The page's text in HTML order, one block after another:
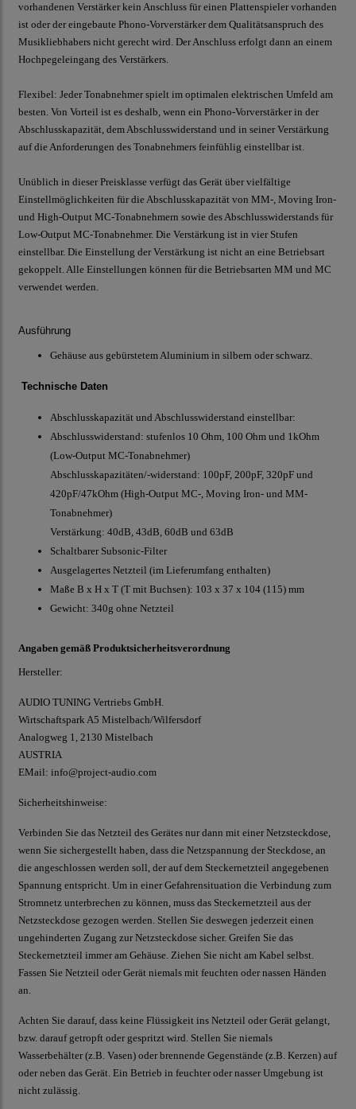
vorhandenen Verstärker kein Anschluss für einen Plattenspieler vorhanden
ist oder der eingebaute Phono-Vorverstärker dem Qualitätsanspruch des
Musikliebhabers nicht gerecht wird. Der Anschluss erfolgt dann an einem
Hochpegeleingang des Verstärkers.
Flexibel: Jeder Tonabnehmer spielt im optimalen elektrischen Umfeld am
besten. Von Vorteil ist es deshalb, wenn ein Phono-Vorverstärker in der
Abschlusskapazität, dem Abschlusswiderstand und in seiner Verstärkung
auf die Anforderungen des Tonabnehmers feinfühlig einstellbar ist.
Unüblich in dieser Preisklasse verfügt das Gerät über vielfältige
Einstellmöglichkeiten für die Abschlusskapazität von MM-, Moving Iron-
und High-Output MC-Tonabnehmern sowie des Abschlusswiderstands für
Low-Output MC-Tonabnehmer. Die Verstärkung ist in vier Stufen
einstellbar. Die Einstellung der Verstärkung ist nicht an eine Betriebsart
gekoppelt. Alle Einstellungen können für die Betriebsarten MM und MC
verwendet werden.
Ausführung
Gehäuse aus gebürstetem Aluminium in silbern oder schwarz.
Technische Daten
Abschlusskapazität und Abschlusswiderstand einstellbar:
Abschlusswiderstand: stufenlos 10 Ohm, 100 Ohm und 1kOhm
(Low-Output MC-Tonabnehmer)
Abschlusskapazitäten/-widerstand: 100pF, 200pF, 320pF und
420pF/47kOhm (High-Output MC-, Moving Iron- und MM-
Tonabnehmer)
Verstärkung: 40dB, 43dB, 60dB und 63dB
Schaltbarer Subsonic-Filter
Ausgelagertes Netzteil (im Lieferumfang enthalten)
Maße B x H x T (T mit Buchsen): 103 x 37 x 104 (115) mm
Gewicht: 340g ohne Netzteil
Angaben gemäß Produktsicherheitsverordnung
Hersteller:
AUDIO TUNING Vertriebs GmbH.
Wirtschaftspark A5 Mistelbach/Wilfersdorf
Analogweg 1, 2130 Mistelbach
AUSTRIA
EMail: info@project-audio.com
Sicherheitshinweise:
Verbinden Sie das Netzteil des Gerätes nur dann mit einer Netzsteckdose,
wenn Sie sichergestellt haben, dass die Netzspannung der Steckdose, an
die angeschlossen werden soll, der auf dem Steckernetzteil angegebenen
Spannung entspricht. Um in einer Gefahrensituation die Verbindung zum
Stromnetz unterbrechen zu können, muss das Steckernetzteil aus der
Netzsteckdose gezogen werden. Stellen Sie deswegen jederzeit einen
ungehinderten Zugang zur Netzsteckdose sicher. Greifen Sie das
Steckernetzteil immer am Gehäuse. Ziehen Sie nicht am Kabel selbst.
Fassen Sie Netzteil oder Gerät niemals mit feuchten oder nassen Händen
an.
Achten Sie darauf, dass keine Flüssigkeit ins Netzteil oder Gerät gelangt,
bzw. darauf getropft oder gespritzt wird. Stellen Sie niemals
Wasserbehälter (z.B. Vasen) oder brennende Gegenstände (z.B. Kerzen) auf
oder neben das Gerät. Ein Betrieb in feuchter oder nasser Umgebung ist
nicht zulässig.